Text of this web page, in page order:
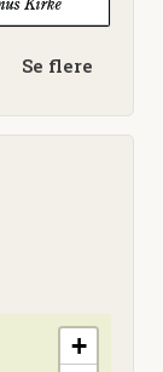
Se flere
+